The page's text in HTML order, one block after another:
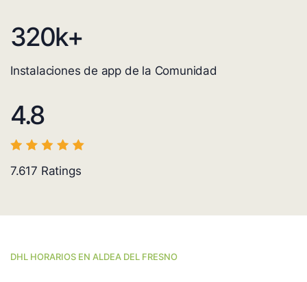
320k+
Instalaciones de app de la Comunidad
4.8
7.617 Ratings
DHL HORARIOS EN ALDEA DEL FRESNO